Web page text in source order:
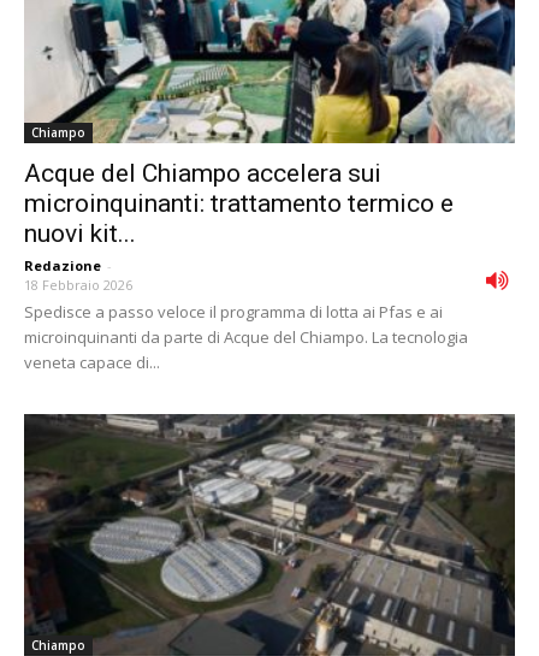
Chiampo
Acque del Chiampo accelera sui
microinquinanti: trattamento termico e
nuovi kit...
Redazione -
18 Febbraio 2026
Spedisce a passo veloce il programma di lotta ai Pfas e ai
microinquinanti da parte di Acque del Chiampo. La tecnologia
veneta capace di...
Chiampo